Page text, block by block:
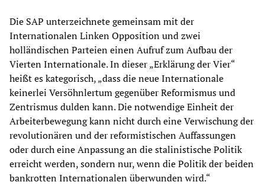
Die SAP unterzeichnete gemeinsam mit der
Internationalen Linken Opposition und zwei
holländischen Parteien einen Aufruf zum Aufbau der
Vierten Internationale. In dieser „Erklärung der Vier“
heißt es kategorisch, „dass die neue Internationale
keinerlei Versöhnlertum gegenüber Reformismus und
Zentrismus dulden kann. Die notwendige Einheit der
Arbeiterbewegung kann nicht durch eine Verwischung der
revolutionären und der reformistischen Auffassungen
oder durch eine Anpassung an die stalinistische Politik
erreicht werden, sondern nur, wenn die Politik der beiden
bankrotten Internationalen überwunden wird.“